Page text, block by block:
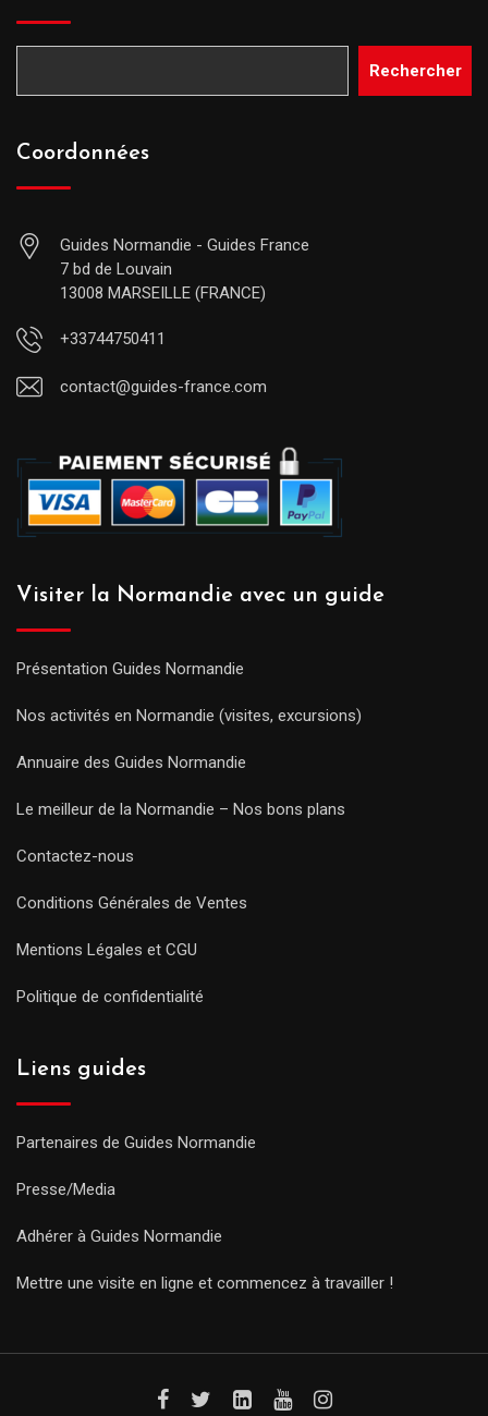
Rechercher
Coordonnées
Guides Normandie - Guides France
7 bd de Louvain
13008 MARSEILLE (FRANCE)
+33744750411
contact@guides-france.com
Visiter la Normandie avec un guide
Présentation Guides Normandie
Nos activités en Normandie (visites, excursions)
Annuaire des Guides Normandie
Le meilleur de la Normandie – Nos bons plans
Contactez-nous
Conditions Générales de Ventes
Mentions Légales et CGU
Politique de confidentialité
Liens guides
Partenaires de Guides Normandie
Presse/Media
Adhérer à Guides Normandie
Mettre une visite en ligne et commencez à travailler !